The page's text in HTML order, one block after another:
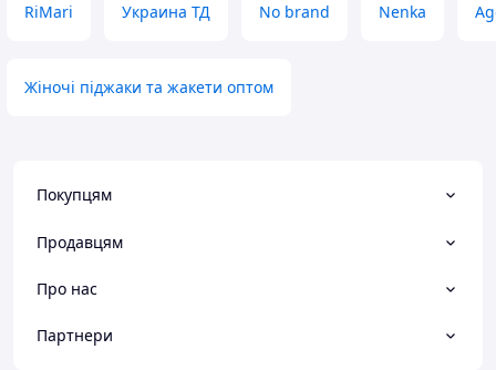
RiMari Украина ТД No brand Nenka
Жіночі піджаки та жакети оптом
Покупцям
Продавцям
Про нас
Партнери